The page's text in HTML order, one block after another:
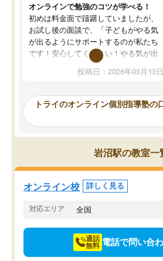
オンラインで勉強のコツが学べる！
初めは料金面で躊躇していましたが、
お試し後の面談で、「子どもがやる気
が出るようにサポートするのが私たち
です！安心してください！やる気が出
ないのは私たち講師の責任です」と言
ってくださり、確かに！と考えて、思
ったんですが、学生の先生から学ぶこ
み、徐々に成績が上がったらいいなと
思っていました。何が今足りないのか
を的確に指導いただき、子どももびっ
くりするほど楽しんでやる気を持って
塾を受けています。狙い通り、少しず
つ成績も上がり、苦手意識も無くなっ
てきたので、さらに苦手な数学も追加
でお願いしました。来年の高校受験に
投稿日：2026年03月13日
トライのオンライン個別指導塾の
岩沼駅の教室一
オンライン校 詳しく見る
対応エリア 全国
通話
無料 電話で問い合